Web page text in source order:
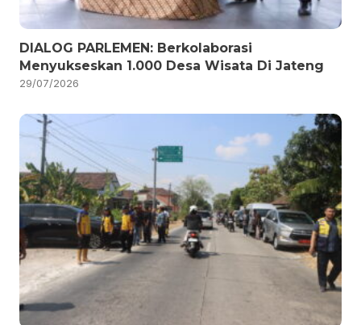
DIALOG PARLEMEN: Berkolaborasi
Menyukseskan 1.000 Desa Wisata Di Jateng
29/07/2026